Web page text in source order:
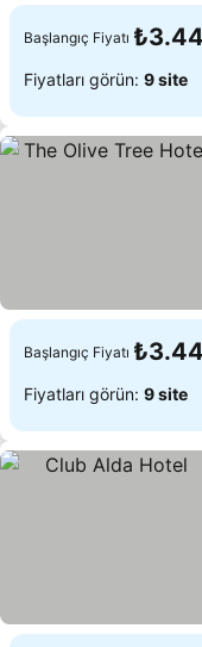
Başlangıç Fiyatı
Fiyatları görün: 9 site
Başlangıç Fiyatı
Fiyatları görün: 9 site